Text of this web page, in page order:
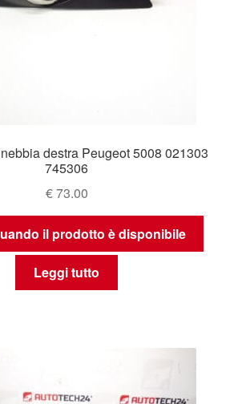
destra Peugeot 5008 021303
745306
€73.00
il prodotto è disponibile
Leggi tutto